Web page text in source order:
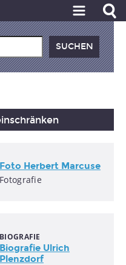
Foto Herbert Marcuse
Fotografie
BIOGRAFIE
Biografie Ulrich
Plenzdorf